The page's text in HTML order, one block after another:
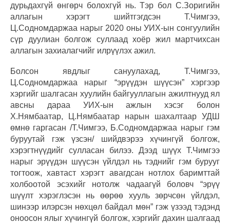
дурьдахгүй өнгөрч болохгүй нь. Тэр бол С.Зоригийн
аллагын хэрэгт шийтгэгдсэн Т.Чимгээ,
Ц.Содномдаржаа нарыг 2020 оны УИХ-ын сонгуулийн
сүр дуулиан болгож суллаад хоёр жил мартчихсан
аллагын захиалагчийг илрүүлэх ажил.
Болсон явдлыг сануулахад, Т.Чимгээ,
Ц.Содномдаржаа нарыг “эрүүдэн шүүсэн” хэргээр
хэргийг шалгасан хуулийн байгууллагын ажилтнууд ял
авсны дараа УИХ-ын ажлын хэсэг болон
Х.Нямбаатар, Ц.Нямбаатар нарын шахалтаар УДШ
өмнө гаргасан /Т.Чимгээ, Б.Содномдаржаа нарыг гэм
буруутай гэж үзсэн/ шийдвэрээ хүчингүй болгож,
хэрэгтнүүдийг сулласан билээ. Дээд шүүх Т.Чимгээ
нарыг эрүүдэн шүүсэн үйлдэл нь тэднийг гэм бурууг
тогтоож, хавтаст хэрэгт авагдсан нотлох баримттай
холбоотой эсэхийг нотолж чадаагүй боловч “эрүү
шүүлт хэрэглэсэн нь өөрөө хууль зөрчсөн үйлдэл,
шинээр илэрсэн нөхцөл байдал мөн” гэж үзээд тэдэнд
оноосон ялыг хүчингүй болгож, хэргийг дахин шалгаад